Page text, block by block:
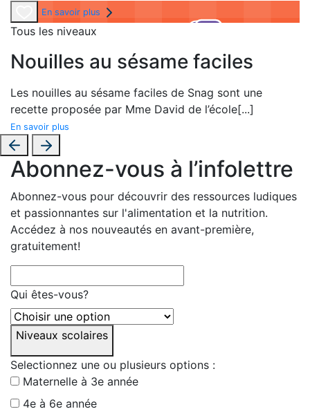
En savoir plus
Tous les niveaux
Nouilles au sésame faciles
Les nouilles au sésame faciles de Snag sont une
recette proposée par Mme David de l’école[...]
En savoir plus
Abonnez-vous à l’infolettre
Abonnez-vous pour découvrir des ressources ludiques
et passionnantes sur l'alimentation et la nutrition.
Accédez à nos nouveautés en avant-première,
gratuitement!
Qui êtes-vous?
Niveaux scolaires
Selectionnez une ou plusieurs options :
Maternelle à 3e année
4e à 6e année